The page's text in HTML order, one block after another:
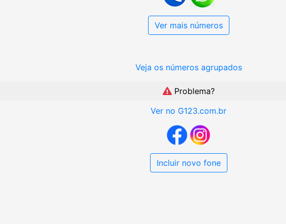
Ver mais números
Veja os números agrupados
Problema?
Ver no G123.com.br
Incluir novo fone